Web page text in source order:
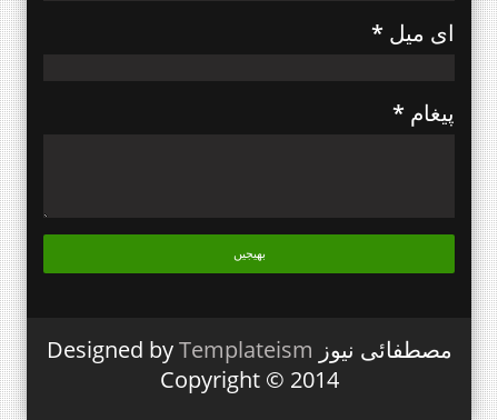
ای میل *
پیغام *
مصطفائی نیوز Designed by Templateism
Copyright © 2014